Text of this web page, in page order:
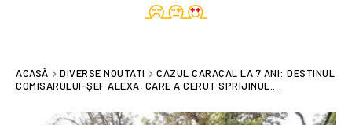
ACASĂ DIVERSE NOUTATI
CAZUL CARACAL LA 7 ANI: DESTINUL
COMISARULUI-ȘEF ALEXA, CARE A CERUT SPRIJINUL...